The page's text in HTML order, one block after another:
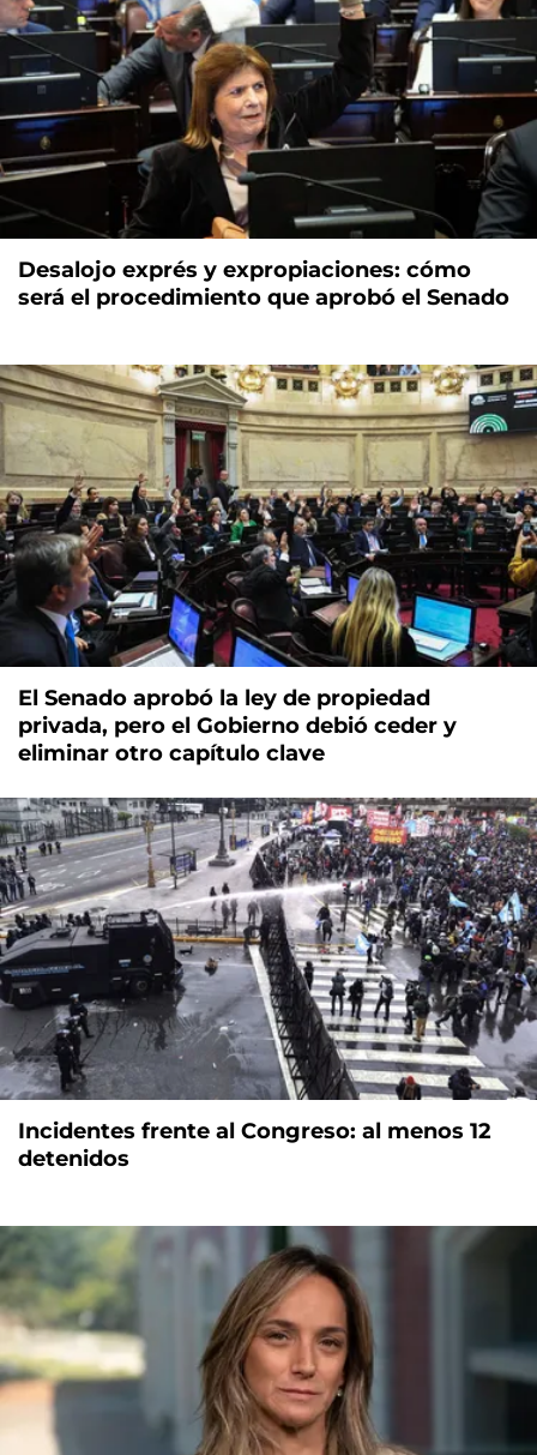
Desalojo exprés y expropiaciones: cómo
será el procedimiento que aprobó el Senado
El Senado aprobó la ley de propiedad
privada, pero el Gobierno debió ceder y
eliminar otro capítulo clave
Incidentes frente al Congreso: al menos 12
detenidos